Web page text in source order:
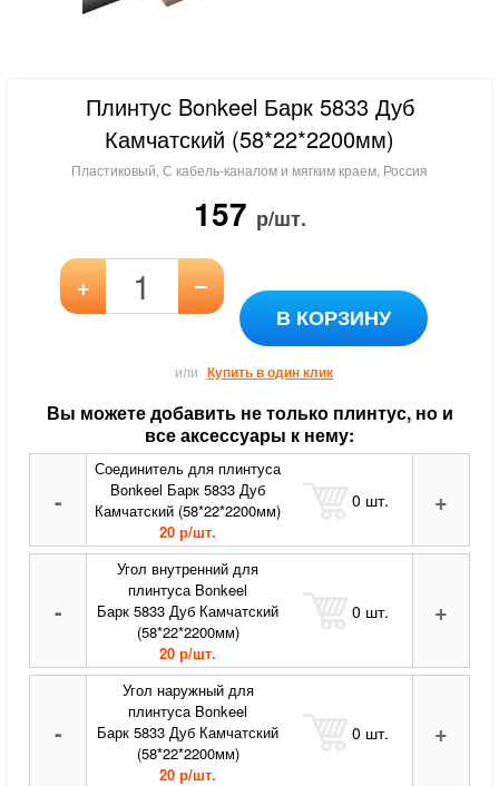
Плинтус Bonkeel Барк 5833 Дуб
Камчатский (58*22*2200мм)
Пластиковый, С кабель-каналом и мягким краем, Россия
157 р/шт.
+ –
В КОРЗИНУ
или Купить в один клик
Вы можете добавить не только плинтус, но и
все аксессуары к нему:
-
Соединитель для плинтуса
Bonkeel Барк 5833 Дуб
Камчатский (58*22*2200мм)
20 р/шт.
0 шт. +
-
Угол внутренний для
плинтуса Bonkeel
Барк 5833 Дуб Камчатский
(58*22*2200мм)
20 р/шт.
0 шт. +
-
Угол наружный для
плинтуса Bonkeel
Барк 5833 Дуб Камчатский
(58*22*2200мм)
20 р/шт.
0 шт. +